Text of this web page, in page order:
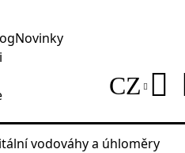
Novinky
CZ
vodováhy a úhloměry